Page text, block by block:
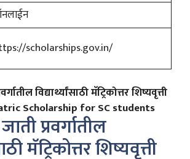
scholarships.gov.in/
विद्यार्थ्यांसाठी मॅट्रिकोत्तर शिष्यवृत्ती
Scholarship for SC students
प्रवर्गातील
मॅट्रिकोत्तर शिष्यवृत्ती